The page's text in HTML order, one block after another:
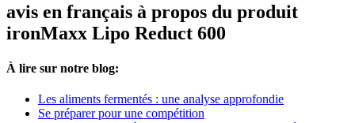
avis en français à propos du produit
ironMaxx Lipo Reduct 600
À lire sur notre blog:
Les aliments fermentés : une analyse approfondie
Se préparer pour une compétition